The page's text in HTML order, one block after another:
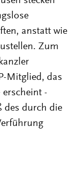
anstatt wie
Zum
Mitglied, das
erscheint -
des durch die